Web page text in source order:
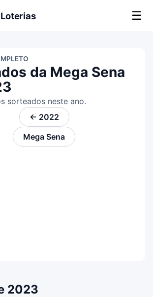
☰
da Mega Sena
sorteados neste ano.
← 2022
Mega Sena
2023